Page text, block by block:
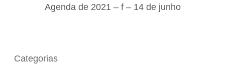
Agenda de 2021 – f – 14 de junho
Categorias